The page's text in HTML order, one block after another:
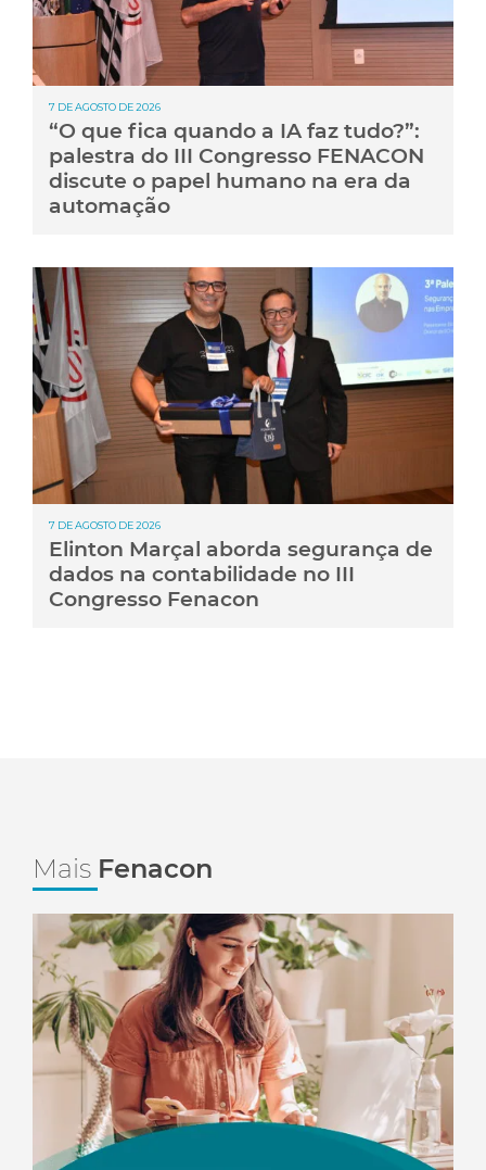
7 DE AGOSTO DE 2026
“O que fica quando a IA faz tudo?”:
palestra do III Congresso FENACON
discute o papel humano na era da
automação
7 DE AGOSTO DE 2026
Elinton Marçal aborda segurança de
dados na contabilidade no III
Congresso Fenacon
Mais Fenacon